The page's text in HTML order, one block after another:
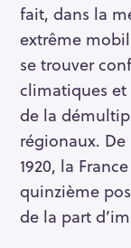
fait, dans la
extrême
se trouver
climatiques et
de la
régionaux.
1920, la
quinzième
de la part
h
e
r
c
h
e
r